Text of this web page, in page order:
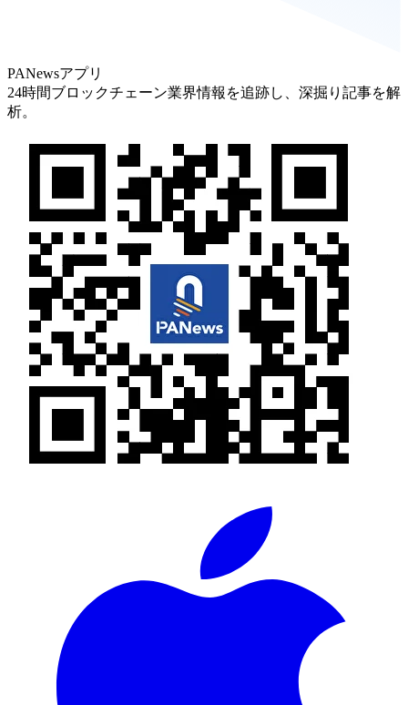
PANewsアプリ
24時間ブロックチェーン業界情報を追跡し、深掘り記事を解
析。